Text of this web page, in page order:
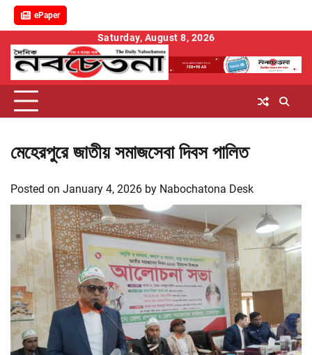
ePaper
content
Saturday, August 8, 2026
মেহেরপুরে জাতীয় সমাজসেবা দিবস পালিত
Posted on January 4, 2026 by Nabochatona Desk